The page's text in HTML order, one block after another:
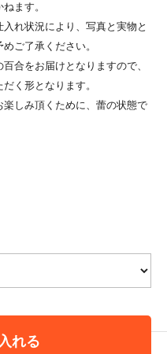
ます。
れ状況により、写真と実物と
ご了承ください。
合をお届けとなりますので、
く形となります。
楽しみ頂くために、蕾の状態で
れる